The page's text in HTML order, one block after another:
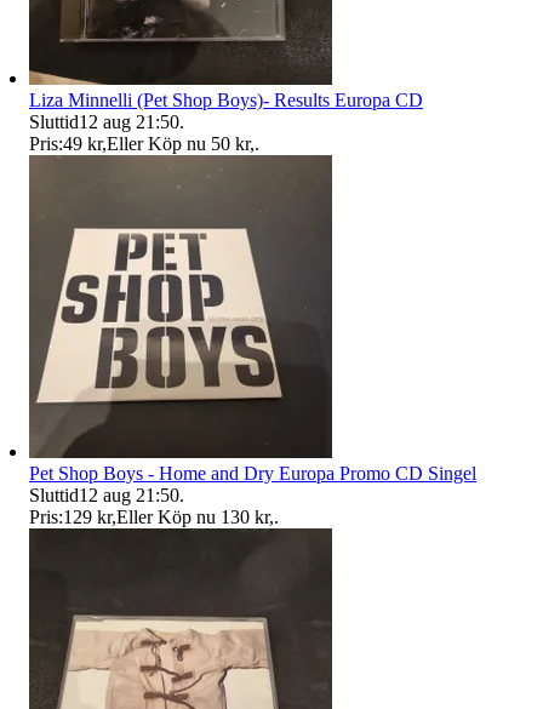
Liza Minnelli (Pet Shop Boys)- Results Europa CD
Sluttid12 aug 21:50.
Pris:49 kr,Eller Köp nu 50 kr,.
Pet Shop Boys - Home and Dry Europa Promo CD Singel
Sluttid12 aug 21:50.
Pris:129 kr,Eller Köp nu 130 kr,.